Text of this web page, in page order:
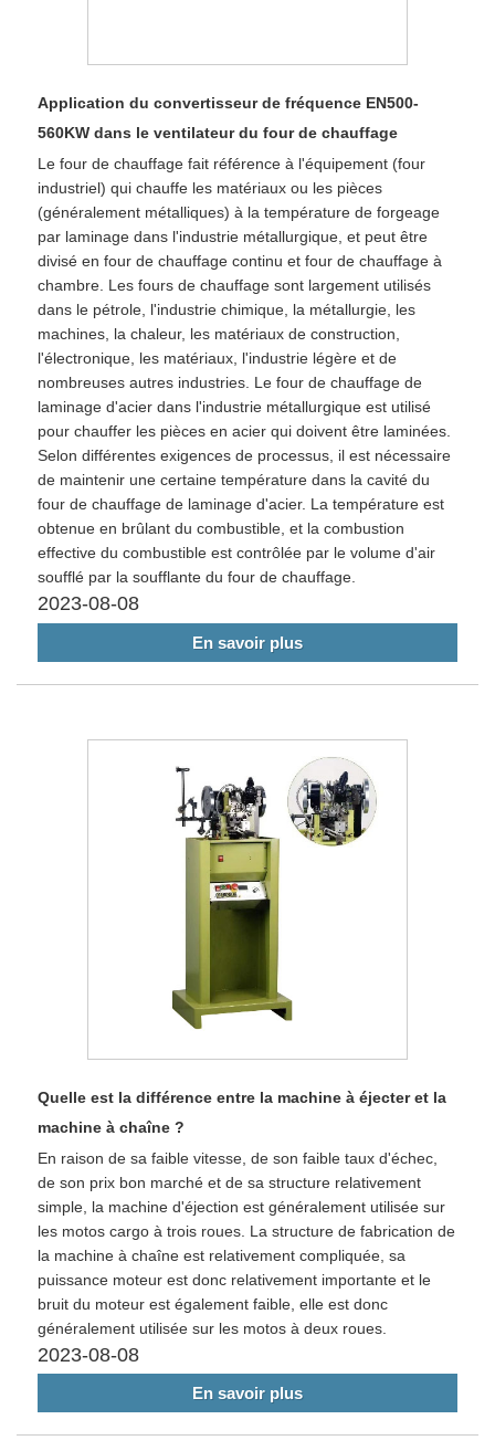
Application du convertisseur de fréquence EN500-
560KW dans le ventilateur du four de chauffage
Le four de chauffage fait référence à l'équipement (four
industriel) qui chauffe les matériaux ou les pièces
(généralement métalliques) à la température de forgeage
par laminage dans l'industrie métallurgique, et peut être
divisé en four de chauffage continu et four de chauffage à
chambre. Les fours de chauffage sont largement utilisés
dans le pétrole, l'industrie chimique, la métallurgie, les
machines, la chaleur, les matériaux de construction,
l'électronique, les matériaux, l'industrie légère et de
nombreuses autres industries. Le four de chauffage de
laminage d'acier dans l'industrie métallurgique est utilisé
pour chauffer les pièces en acier qui doivent être laminées.
Selon différentes exigences de processus, il est nécessaire
de maintenir une certaine température dans la cavité du
four de chauffage de laminage d'acier. La température est
obtenue en brûlant du combustible, et la combustion
effective du combustible est contrôlée par le volume d'air
soufflé par la soufflante du four de chauffage.
2023-08-08
En savoir plus
Quelle est la différence entre la machine à éjecter et la
machine à chaîne ?
En raison de sa faible vitesse, de son faible taux d'échec,
de son prix bon marché et de sa structure relativement
simple, la machine d'éjection est généralement utilisée sur
les motos cargo à trois roues. La structure de fabrication de
la machine à chaîne est relativement compliquée, sa
puissance moteur est donc relativement importante et le
bruit du moteur est également faible, elle est donc
généralement utilisée sur les motos à deux roues.
2023-08-08
En savoir plus